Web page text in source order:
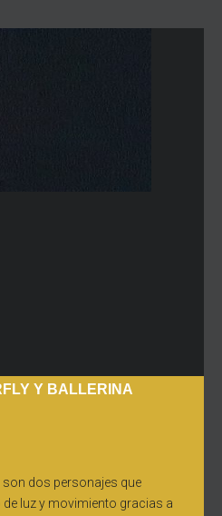
Y BALLERINA
son dos personajes que
luz y movimiento gracias a